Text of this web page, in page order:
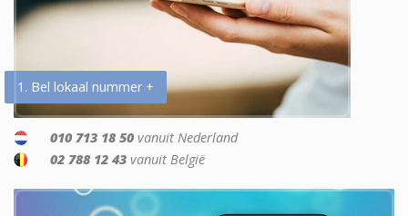
1. Bel lokaal nummer +
010 713 18 50 vanuit Nederland
02 788 12 43 vanuit België